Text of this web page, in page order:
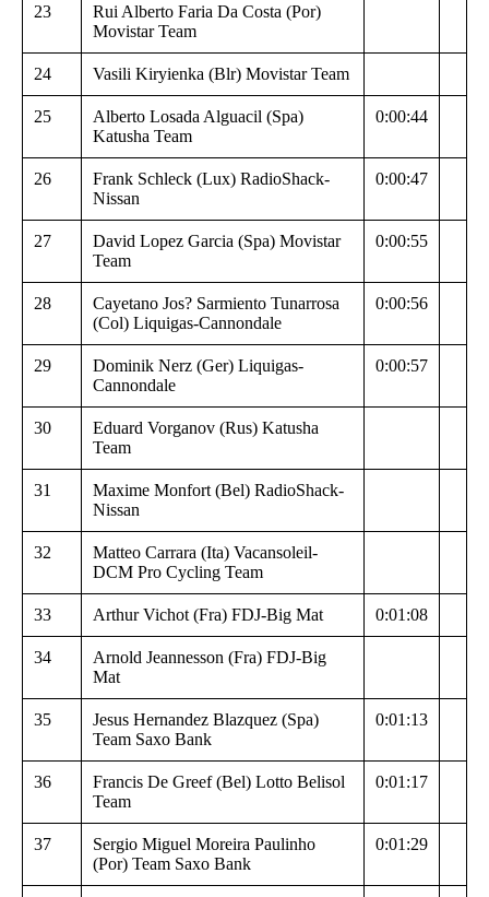
23
Rui Alberto Faria Da Costa (Por)
Movistar Team
24 Vasili Kiryienka (Blr) Movistar Team
25
Alberto Losada Alguacil (Spa)
Katusha Team
0:00:44
26
Frank Schleck (Lux) RadioShack-
Nissan
0:00:47
27
David Lopez Garcia (Spa) Movistar
Team
0:00:55
28
Cayetano Jos? Sarmiento Tunarrosa
(Col) Liquigas-Cannondale
0:00:56
29
Dominik Nerz (Ger) Liquigas-
Cannondale
0:00:57
30
Eduard Vorganov (Rus) Katusha
Team
31
Maxime Monfort (Bel) RadioShack-
Nissan
32
Matteo Carrara (Ita) Vacansoleil-
DCM Pro Cycling Team
33 Arthur Vichot (Fra) FDJ-Big Mat 0:01:08
34
Arnold Jeannesson (Fra) FDJ-Big
Mat
35
Jesus Hernandez Blazquez (Spa)
Team Saxo Bank
0:01:13
36
Francis De Greef (Bel) Lotto Belisol
Team
0:01:17
37
Sergio Miguel Moreira Paulinho
(Por) Team Saxo Bank
0:01:29